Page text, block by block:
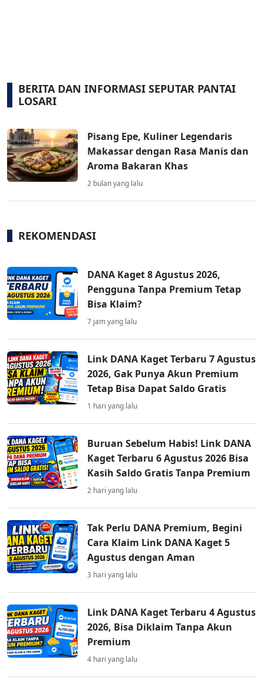
BERITA DAN INFORMASI SEPUTAR PANTAI
LOSARI
Pisang Epe, Kuliner Legendaris
Makassar dengan Rasa Manis dan
Aroma Bakaran Khas
2 bulan yang lalu
REKOMENDASI
DANA Kaget 8 Agustus 2026,
Pengguna Tanpa Premium Tetap
Bisa Klaim?
7 jam yang lalu
Link DANA Kaget Terbaru 7 Agustus
2026, Gak Punya Akun Premium
Tetap Bisa Dapat Saldo Gratis
1 hari yang lalu
Buruan Sebelum Habis! Link DANA
Kaget Terbaru 6 Agustus 2026 Bisa
Kasih Saldo Gratis Tanpa Premium
2 hari yang lalu
Tak Perlu DANA Premium, Begini
Cara Klaim Link DANA Kaget 5
Agustus dengan Aman
3 hari yang lalu
Link DANA Kaget Terbaru 4 Agustus
2026, Bisa Diklaim Tanpa Akun
Premium
4 hari yang lalu